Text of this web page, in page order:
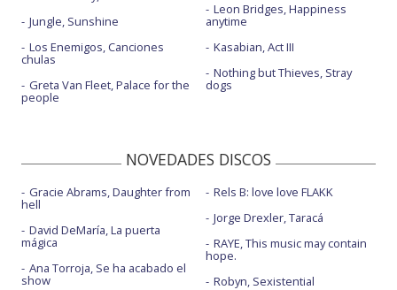
Jungle, Sunshine
Los Enemigos, Canciones
chulas
Greta Van Fleet, Palace for the
people
Leon Bridges, Happiness
anytime
Kasabian, Act III
Nothing but Thieves, Stray
dogs
NOVEDADES DISCOS
Gracie Abrams, Daughter from
hell
David DeMaría, La puerta
mágica
Ana Torroja, Se ha acabado el
show
Rels B: love love FLAKK
Jorge Drexler, Taracá
RAYE, This music may contain
hope.
Robyn, Sexistential